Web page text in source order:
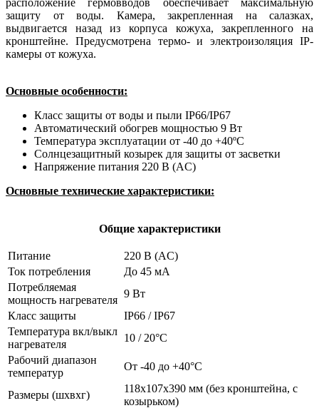
расположение гермовводов обеспечивает максимальную
защиту от воды. Камера, закрепленная на салазках,
выдвигается назад из корпуса кожуха, закрепленного на
кронштейне. Предусмотрена термо- и электроизоляция IP-
камеры от кожуха.
Основные особенности:
Класс защиты от воды и пыли IP66/IP67
Автоматический обогрев мощностью 9 Вт
Температура эксплуатации от -40 до +40ºС
Солнцезащитный козырек для защиты от засветки
Напряжение питания 220 В (AC)
Основные технические характеристики:
Общие характеристики
Питание
220 В (AC)
Ток потребления
До 45 мА
Потребляемая
мощность нагревателя
9 Вт
Класс защиты
IP66 / IP67
Температура вкл/выкл
нагревателя
10 / 20°С
Рабочий диапазон
температур
От -40 до +40°С
Размеры (шхвхг)
118х107х390 мм (без кронштейна, с
козырьком)